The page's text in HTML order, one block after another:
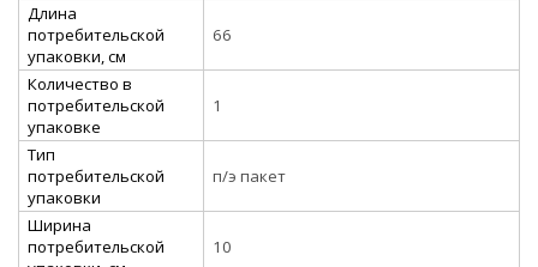
Длина
потребительской
упаковки, см
66
Количество в
потребительской
упаковке
1
Тип
потребительской
упаковки
п/э пакет
Ширина
потребительской
10